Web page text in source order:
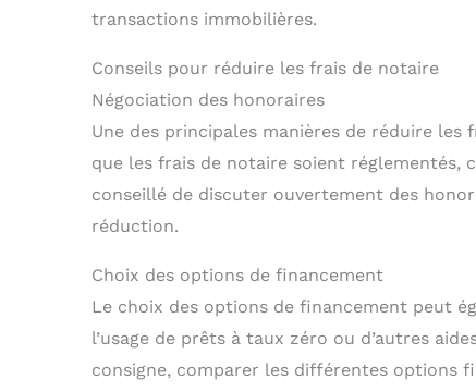
transactions immobilières.
Conseils pour réduire les frais de notaire
Négociation des honoraires
Une des principales manières de réduire
que les frais de notaire soient réglementés,
conseillé de discuter ouvertement des
réduction.
Choix des options de financement
Le choix des options de financement peut
l’usage de prêts à taux zéro ou d’autres
consigne, comparer les différentes options